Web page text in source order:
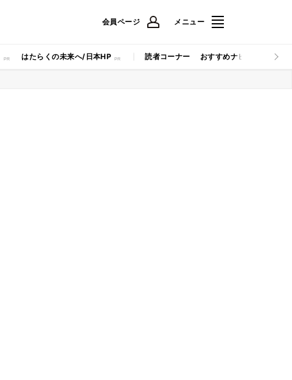
会員ページ メニュー
はたらくの未来へ/日本HP 読者コーナー おすすめナビ マイナビ